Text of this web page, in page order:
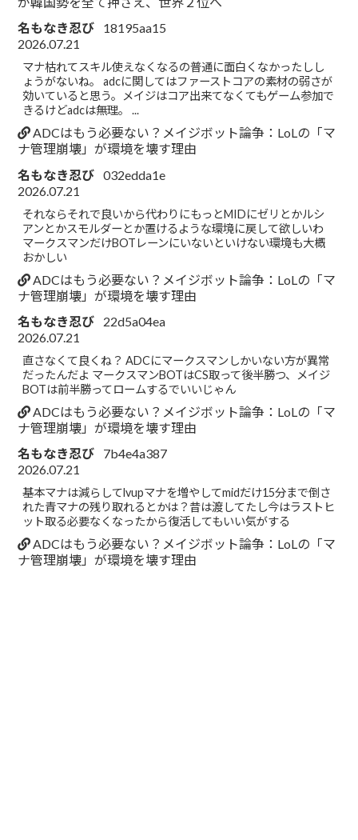
名もなき忍び
18195aa15
2026.07.21
マナ枯れてスキル使えなくなるの普通に面白くなかったしし
ょうがないね。 adcに関してはファーストコアの素材の弱さが
効いていると思う。メイジはコア出来てなくてもゲーム参加で
きるけどadcは無理。 ...
ADCはもう必要ない？メイジボット論争：LoLの「マ
ナ管理崩壊」が環境を壊す理由
名もなき忍び 032edda1e
2026.07.21
それならそれで良いから代わりにもっとMIDにゼリとかルシ
アンとかスモルダーとか置けるような環境に戻して欲しいわ
マークスマンだけBOTレーンにいないといけない環境も大概
おかしい
ADCはもう必要ない？メイジボット論争：LoLの「マ
ナ管理崩壊」が環境を壊す理由
名もなき忍び
22d5a04ea
2026.07.21
直さなくて良くね？ ADCにマークスマンしかいない方が異常
だったんだよ マークスマンBOTはCS取って後半勝つ、メイジ
BOTは前半勝ってロームするでいいじゃん
ADCはもう必要ない？メイジボット論争：LoLの「マ
ナ管理崩壊」が環境を壊す理由
名もなき忍び
7b4e4a387
2026.07.21
基本マナは減らしてlvupマナを増やしてmidだけ15分まで倒さ
れた青マナの残り取れるとかは？昔は渡してたし今はラストヒ
ット取る必要なくなったから復活してもいい気がする
ADCはもう必要ない？メイジボット論争：LoLの「マ
ナ管理崩壊」が環境を壊す理由